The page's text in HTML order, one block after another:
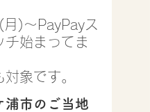
)〜PayPayス
チ始まってま
対象です。
市のご当地